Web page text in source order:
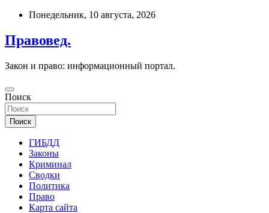
Перейти
содержимому
Понедельник, 10 августа, 2026
Правовед.
Закон и право: информационный портал.
Поиск
Поиск
ГИБДД
Законы
Криминал
Сводки
Политика
Право
Карта сайта